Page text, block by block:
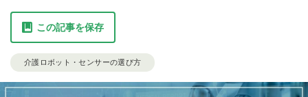
この記事を保存
介護ロボット・センサーの選び方